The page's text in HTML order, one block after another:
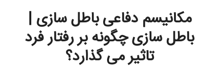
مکانیسم دفاعی باطل سازی |
باطل سازی چگونه بر رفتار فرد
تاثیر می گذارد؟